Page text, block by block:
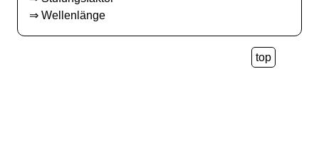
⇒ Wellenlänge
top